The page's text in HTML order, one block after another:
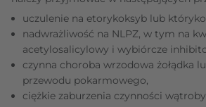
uczulenie na etorykoksyb lub
nadwrażliwość na NLPZ, w tym na
acetylosalicylowy i wybiórcze
czynna choroba wrzodowa żołądka
przewodu pokarmowego,
ciężkie zaburzenia czynności